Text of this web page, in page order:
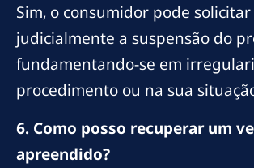
Sim, o consumidor pode solicitar
judicialmente a suspensão do
fundamentando-se em
procedimento ou na sua
6. Como posso recuperar um
apreendido?